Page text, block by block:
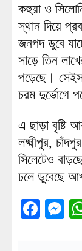
কহুয়া ও
স্থান দিয়ে
জনপদ ডুবে
সাড়ে তিন
পড়েছে।
চরম দুর্ভোগে
এ ছাড়া বৃষ্টি
লক্ষ্মীপুর,
সিলেটেও
ঢলে ডুবেছে